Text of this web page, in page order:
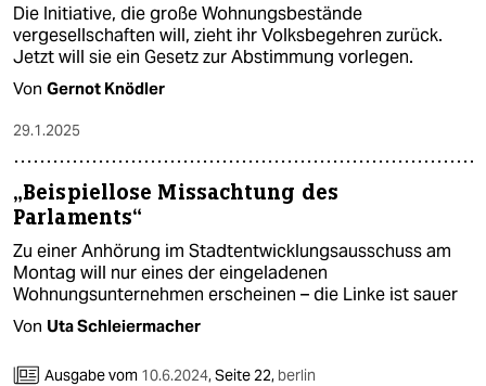
Die Initiative, die große Wohnungsbestände
vergesellschaften will, zieht ihr Volksbegehren zurück.
Jetzt will sie ein Gesetz zur Abstimmung vorlegen.
Von Gernot Knödler
29.1.2025
„Beispiellose Missachtung des
Parlaments“
Zu einer Anhörung im Stadtentwicklungsausschuss am
Montag will nur eines der eingeladenen
Wohnungsunternehmen erscheinen – die Linke ist sauer
Von Uta Schleiermacher
Ausgabe vom 10.6.2024,Seite 22, berlin